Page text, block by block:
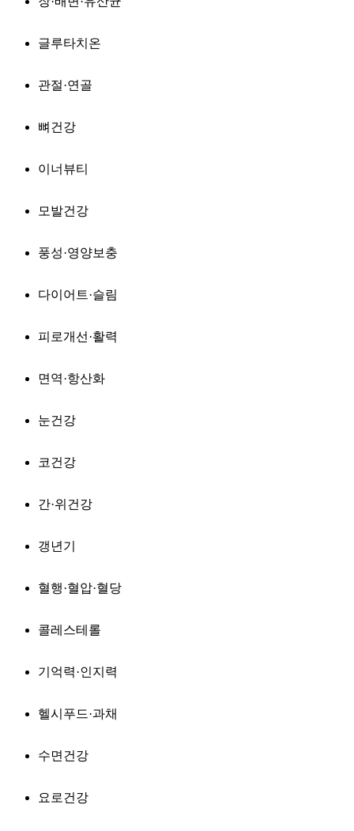
글루타치온
관절·연골
뼈건강
이너뷰티
모발건강
풍성·영양보충
다이어트·슬림
피로개선·활력
면역·항산화
눈건강
코건강
간·위건강
갱년기
혈행·혈압·혈당
콜레스테롤
기억력·인지력
헬시푸드·과채
수면건강
요로건강